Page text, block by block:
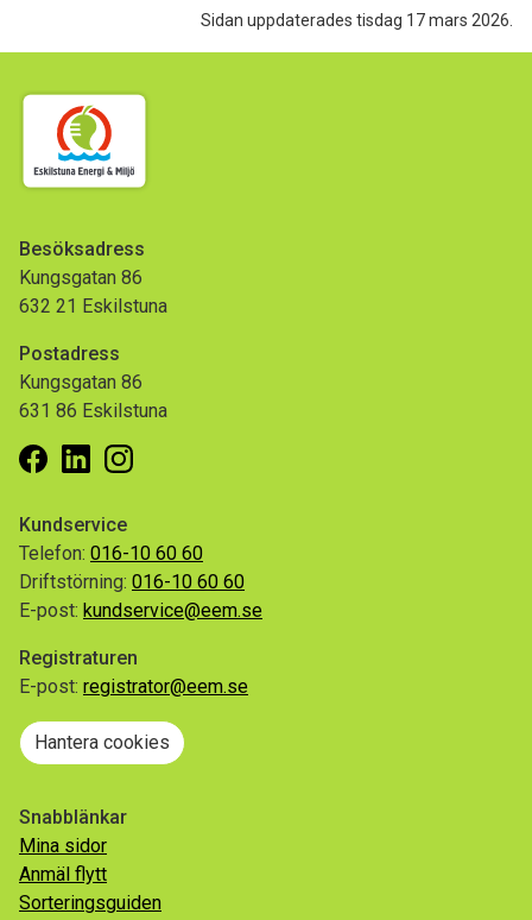
Sidan uppdaterades tisdag 17 mars 2026.
Besöksadress
Kungsgatan 86
632 21 Eskilstuna
Postadress
Kungsgatan 86
631 86 Eskilstuna
Facebook
LinkedinInstagram
Kundservice
Telefon: 016-10 60 60
Driftstörning: 016-10 60 60
E-post: kundservice@eem.se
Registraturen
E-post: registrator@eem.se
Hantera cookies
Snabblänkar
Mina sidor
Anmäl flytt
Sorteringsguiden